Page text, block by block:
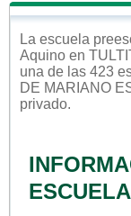
La escuela
Aquino en
una de las 423
DE MARIANO
privado.
ESCUELA